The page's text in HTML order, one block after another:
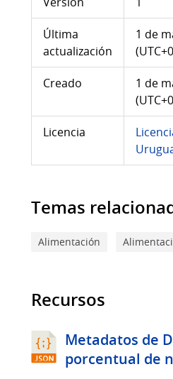
Última
actualización
1 de
Creado
1 de
Licencia
Temas
Alimentación
Recursos
Metadatos de
porcentual de